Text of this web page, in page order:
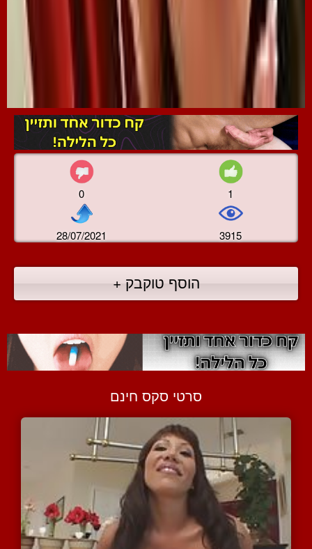
0 1
28/07/2021 3915
הוסף טוקבק +
סרטי סקס חינם